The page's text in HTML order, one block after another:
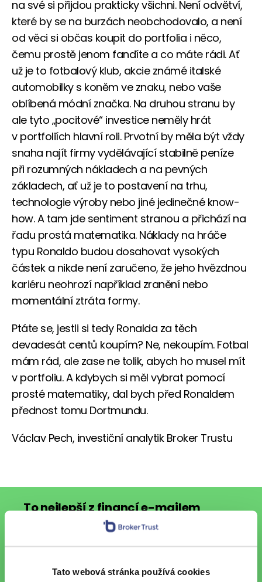
Tato webová stránka používá cookies
na své si přijdou prakticky všichni. Není odvětví,
které by se na burzách neobchodovalo, a není
od věci si občas koupit do portfolia i něco,
čemu prostě jenom fandíte a co máte rádi. Ať
už je to fotbalový klub, akcie známé italské
automobilky s koněm ve znaku, nebo vaše
oblíbená módní značka. Na druhou stranu by
ale tyto „pocitové“ investice neměly hrát
v portfoliích hlavní roli. Prvotní by měla být vždy
snaha najít firmy vydělávající stabilně peníze
při rozumných nákladech a na pevných
základech, ať už je to postavení na trhu,
technologie výroby nebo jiné jedinečné know-
how. A tam jde sentiment stranou a přichází na
řadu prostá matematika. Náklady na hráče
typu Ronaldo budou dosahovat vysokých
částek a nikde není zaručeno, že jeho hvězdnou
kariéru neohrozí například zranění nebo
momentální ztráta formy.
Ptáte se, jestli si tedy Ronalda za těch
devadesát centů koupím? Ne, nekoupím. Fotbal
mám rád, ale zase ne tolik, abych ho musel mít
v portfoliu. A kdybych si měl vybrat pomocí
prosté matematiky, dal bych před Ronaldem
přednost tomu Dortmundu.
Václav Pech, investiční analytik Broker Trustu
To nejlepší z financí e-mailem
Chci každý pátek vzpruhu z